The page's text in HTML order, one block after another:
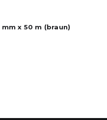
x 50 m (braun)